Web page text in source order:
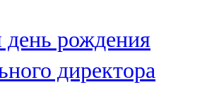
день рождения
директора